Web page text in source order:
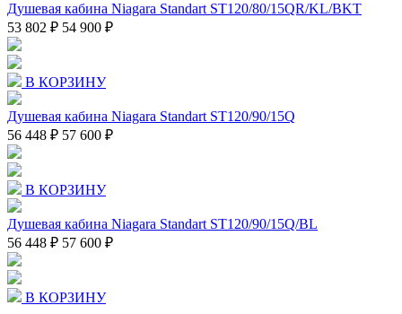
Душевая кабина Niagara Standart ST120/80/15QR/KL/BKT
53 802 ₽ 54 900 ₽
В КОРЗИНУ
Душевая кабина Niagara Standart ST120/90/15Q
56 448 ₽ 57 600 ₽
В КОРЗИНУ
Душевая кабина Niagara Standart ST120/90/15Q/BL
56 448 ₽ 57 600 ₽
В КОРЗИНУ